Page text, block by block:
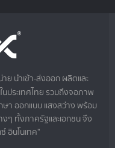
ย นำเข้า-ส่งออก ผลิตและ
นประเทศไทย รวมถึงจอภาพ
ษา ออกแบบ แสงสว่าง พร้อม
ๆ ทั้งภาครัฐและเอกชน จึง
อินโนเทค"